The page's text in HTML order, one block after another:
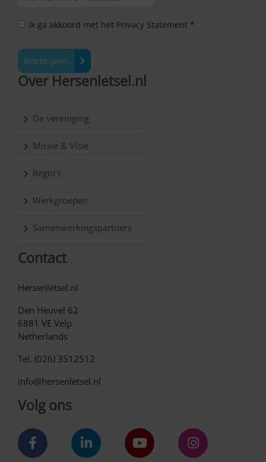
Ik ga akkoord met het Privacy Statement *
Inschrijven
Over Hersenletsel.nl
De vereniging
Missie & Visie
Regio’s
Werkgroepen
Samenwerkingspartners
Contact
Hersenletsel.nl
Den Heuvel 62
6881 VE Velp
Netherlands
Tel. (026) 3512512
info@hersenletsel.nl
Volg ons